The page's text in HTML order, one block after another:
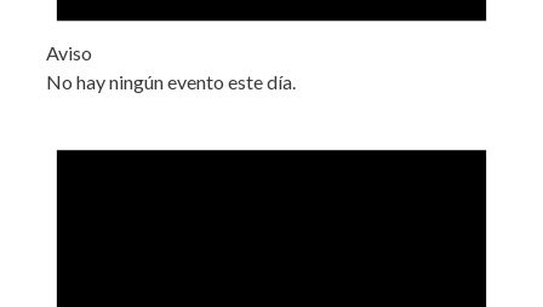
Aviso
No hay ningún evento este día.